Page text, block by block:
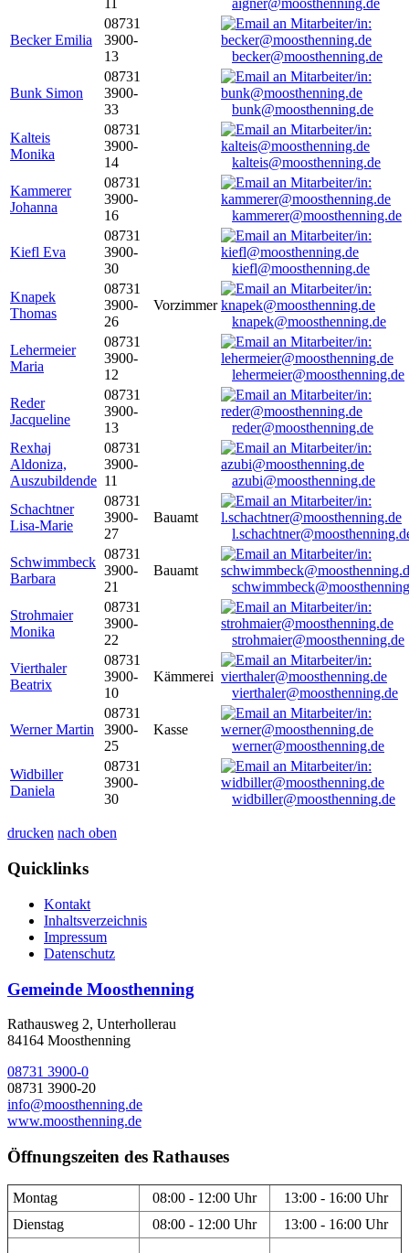
aigner@moosthenning.de
Becker Emilia
08731
3900-
13
becker@moosthenning.de
Bunk Simon
08731
3900-
33
bunk@moosthenning.de
Kalteis
Monika
08731
3900-
14
kalteis@moosthenning.de
Kammerer
Johanna
08731
3900-
16
kammerer@moosthenning.de
Kiefl Eva
08731
3900-
30
kiefl@moosthenning.de
Knapek
Thomas
08731
3900-
26
Vorzimmer
knapek@moosthenning.de
Lehermeier
Maria
08731
3900-
12
lehermeier@moosthenning.de
Reder
Jacqueline
08731
3900-
13
reder@moosthenning.de
Rexhaj
Aldoniza,
Auszubildende
08731
3900-
11
azubi@moosthenning.de
Schachtner
Lisa-Marie
08731
3900-
27
Bauamt
Schwimmbeck
Barbara
08731
3900-
21
Bauamt
Strohmaier
Monika
08731
3900-
22
strohmaier@moosthenning.de
Vierthaler
Beatrix
08731
3900-
10
Kämmerei
vierthaler@moosthenning.de
Werner Martin
08731
3900-
25
Kasse
werner@moosthenning.de
Widbiller
Daniela
08731
3900-
30
widbiller@moosthenning.de
drucken nach oben
Quicklinks
Kontakt
Inhaltsverzeichnis
Impressum
Datenschutz
Gemeinde Moosthenning
Rathausweg 2, Unterhollerau
84164 Moosthenning
08731 3900-0
08731 3900-20
info@moosthenning.de
www.moosthenning.de
Öffnungszeiten des Rathauses
Montag 08:00 - 12:00 Uhr
13:00 - 16:00 Uhr
Dienstag
08:00 - 12:00 Uhr 13:00 - 16:00 Uhr